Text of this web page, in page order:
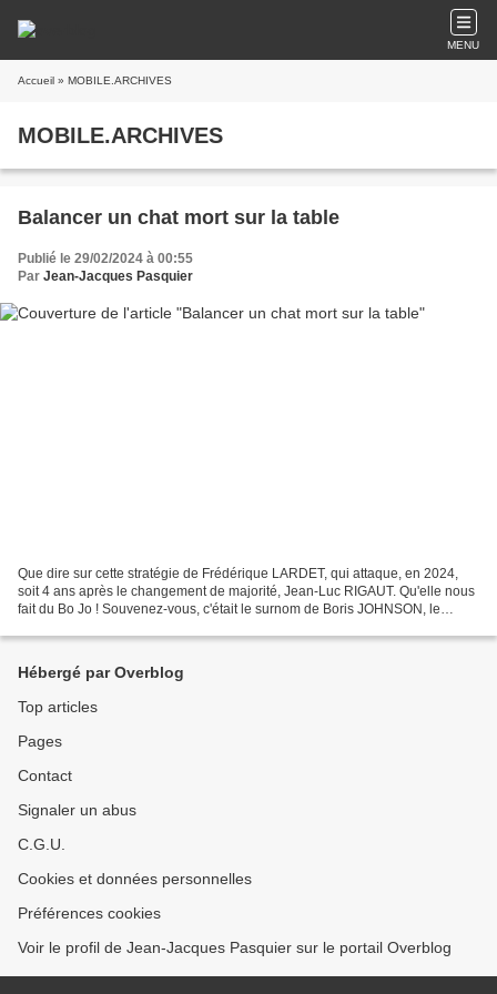
MENU
Accueil » MOBILE.ARCHIVES
MOBILE.ARCHIVES
Balancer un chat mort sur la table
Publié le 29/02/2024 à 00:55
Par Jean-Jacques Pasquier
Que dire sur cette stratégie de Frédérique LARDET, qui attaque, en 2024,
soit 4 ans après le changement de majorité, Jean-Luc RIGAUT. Qu'elle nous
fait du Bo Jo ! Souvenez-vous, c'était le surnom de Boris JOHNSON, le
Hébergé par Overblog
Top articles
Pages
Contact
Signaler un abus
C.G.U.
Cookies et données personnelles
Préférences cookies
Voir le profil de Jean-Jacques Pasquier sur le portail Overblog